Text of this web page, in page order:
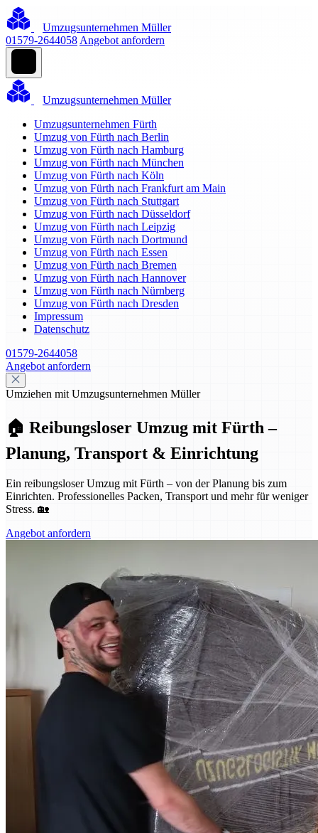
Umzugsunternehmen Müller
01579-2644058 Angebot anfordern
Umzugsunternehmen Müller
Umzugsunternehmen Fürth
Umzug von Fürth nach Berlin
Umzug von Fürth nach Hamburg
Umzug von Fürth nach München
Umzug von Fürth nach Köln
Umzug von Fürth nach Frankfurt am Main
Umzug von Fürth nach Stuttgart
Umzug von Fürth nach Düsseldorf
Umzug von Fürth nach Leipzig
Umzug von Fürth nach Dortmund
Umzug von Fürth nach Essen
Umzug von Fürth nach Bremen
Umzug von Fürth nach Hannover
Umzug von Fürth nach Nürnberg
Umzug von Fürth nach Dresden
Impressum
Datenschutz
01579-2644058
Angebot anfordern
Umziehen mit Umzugsunternehmen Müller
🏠 Reibungsloser Umzug mit Fürth –
Planung, Transport & Einrichtung
Ein reibungsloser Umzug mit Fürth – von der Planung bis zum
Einrichten. Professionelles Packen, Transport und mehr für weniger
Stress. 🏡
Angebot anfordern